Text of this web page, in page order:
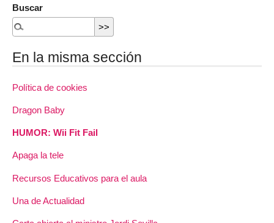
Buscar
En la misma sección
Política de cookies
Dragon Baby
HUMOR: Wii Fit Fail
Apaga la tele
Recursos Educativos para el aula
Una de Actualidad